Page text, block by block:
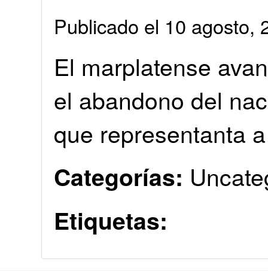
Publicado el 10 agosto,
El marplatense
el abandono del
que representanta
Categorías:
Etiquetas: